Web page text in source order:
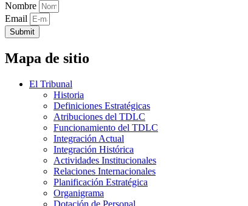
Nombre
Email
Submit
Mapa de sitio
El Tribunal
Historia
Definiciones Estratégicas
Atribuciones del TDLC
Funcionamiento del TDLC
Integración Actual
Integración Histórica
Actividades Institucionales
Relaciones Internacionales
Planificación Estratégica
Organigrama